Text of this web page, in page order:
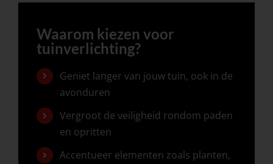
Waarom kiezen voor
tuinverlichting?
Geniet langer van jouw tuin, ook in de
avonduren
Vergroot de veiligheid rondom paden
en opritten
Accentueer elementen zoals planten,